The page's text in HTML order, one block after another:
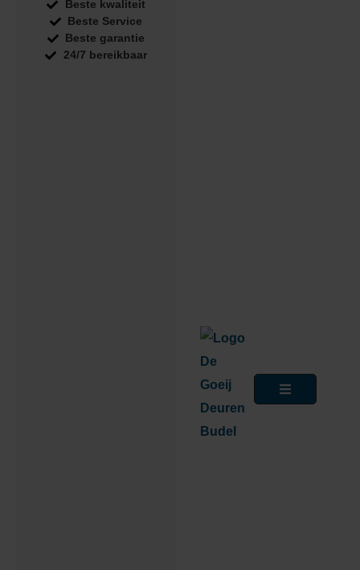
Beste kwaliteit
Beste Service
Beste garantie
24/7 bereikbaar